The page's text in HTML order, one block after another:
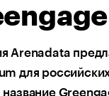
Arenadata
для
название